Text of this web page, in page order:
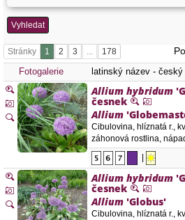
Vyhledat
Stránky
Fotogalerie latinský název - český
Allium hybridum
česnek
Allium
Cibulovina, hlíznatá r.,
záhonová rostlina,
Allium hybridum
česnek
Allium 'Globus'
Cibulovina, hlíznatá r.,